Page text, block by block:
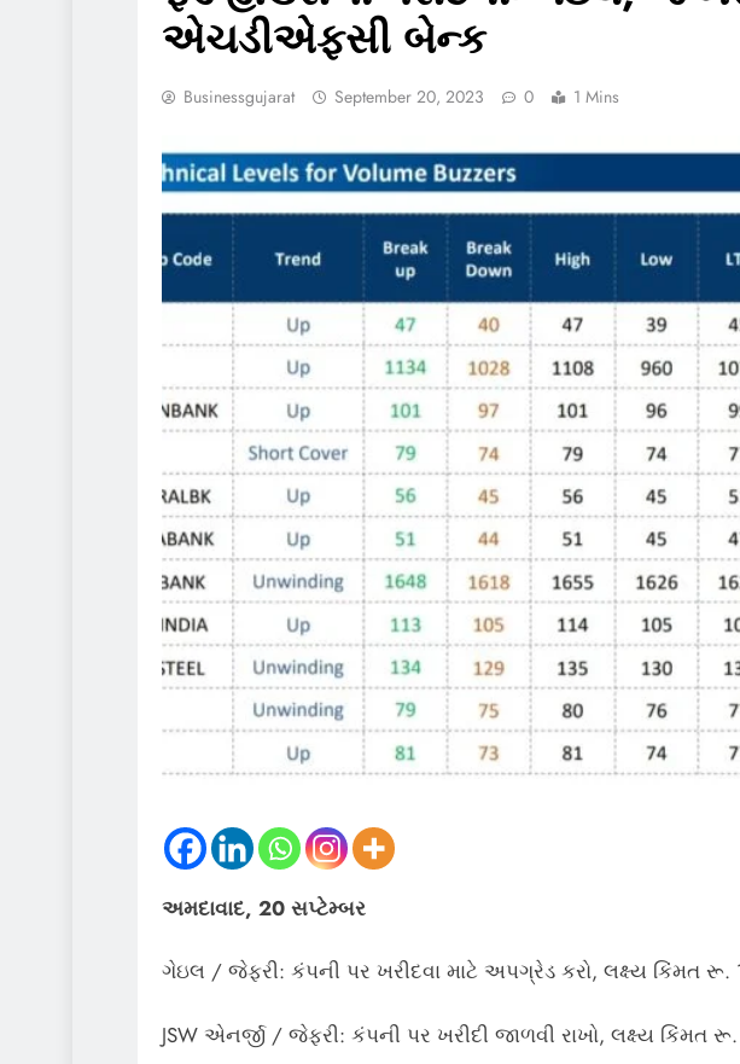
એચડીએફસી બેન્ક
Businessgujarat September 20, 2023 0 1 Mins
અમદાવાદ, 20 સપ્ટેમ્બર
ગેઇલ / જેફરી: કંપની પર ખરીદવા માટે અપગ્રેડ કરો, લક્ષ્ય કિંમત રૂ.
JSW એનર્જી / જેફરી: કંપની પર ખરીદી જાળવી રાખો, લક્ષ્ય કિંમત રૂ.